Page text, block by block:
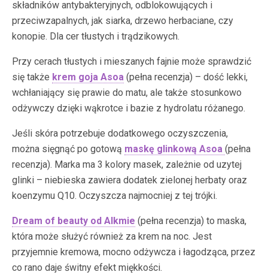
składników antybakteryjnych, odblokowujących i
przeciwzapalnych, jak siarka, drzewo herbaciane, czy
konopie. Dla cer tłustych i trądzikowych.
Przy cerach tłustych i mieszanych fajnie może sprawdzić
się także krem goja Asoa (pełna recenzja) – dość lekki,
wchłaniający się prawie do matu, ale także stosunkowo
odżywczy dzięki wąkrotce i bazie z hydrolatu różanego.
Jeśli skóra potrzebuje dodatkowego oczyszczenia,
można sięgnąć po gotową maskę glinkową Asoa (pełna
recenzja). Marka ma 3 kolory masek, zależnie od uzytej
glinki – niebieska zawiera dodatek zielonej herbaty oraz
koenzymu Q10. Oczyszcza najmocniej z tej trójki.
Dream of beauty od Alkmie (pełna recenzja) to maska,
która może służyć również za krem na noc. Jest
przyjemnie kremowa, mocno odżywcza i łagodząca, przez
co rano daje świtny efekt miękkości.